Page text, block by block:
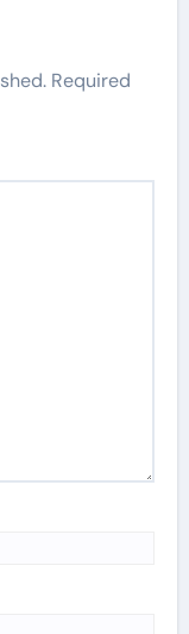
Required